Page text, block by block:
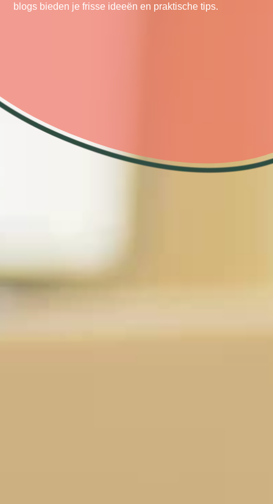
blogs bieden je frisse ideeën en praktische tips.